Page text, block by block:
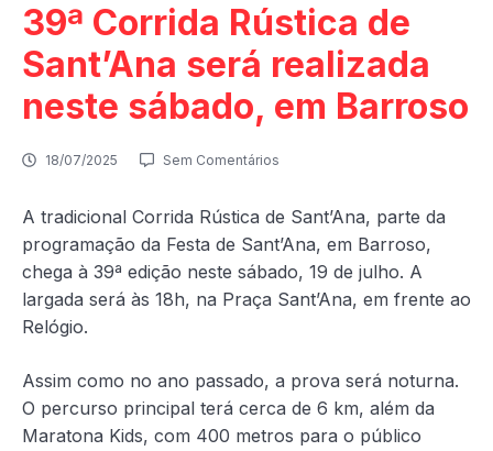
39ª Corrida Rústica de
Sant’Ana será realizada
neste sábado, em Barroso
18/07/2025 Sem Comentários
A tradicional Corrida Rústica de Sant’Ana, parte da
programação da Festa de Sant’Ana, em Barroso,
chega à 39ª edição neste sábado, 19 de julho. A
largada será às 18h, na Praça Sant’Ana, em frente ao
Relógio.
Assim como no ano passado, a prova será noturna.
O percurso principal terá cerca de 6 km, além da
Maratona Kids, com 400 metros para o público